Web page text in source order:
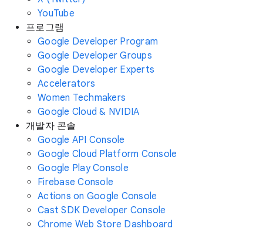
YouTube
프로그램
Google Developer Program
Google Developer Groups
Google Developer Experts
Accelerators
Women Techmakers
Google Cloud & NVIDIA
개발자 콘솔
Google API Console
Google Cloud Platform Console
Google Play Console
Firebase Console
Actions on Google Console
Cast SDK Developer Console
Chrome Web Store Dashboard